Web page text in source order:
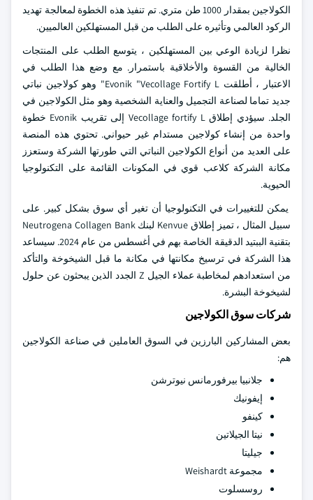
الكولاجين بمقدار 1000 طن متري. تم تنفيذ هذه الخطوة لمعالجة تهديد
الركود العالمي وتأثيره على الطلب من قبل المستهلكين العالميين.
نظرا لزيادة الوعي بين المستهلكين ، يتوسع الطلب على المنتجات
الخالية من القسوة والأخلاقية باستمرار. مع وضع هذا الطلب في
الاعتبار ، أطلقت Evonik "Vecollage Fortify L" وهو كولاجين نباتي
جديد تماما لصناعة التجميل والعناية الشخصية وهو مثل الكولاجين في
الجلد. سيؤدي إطلاق Vecollage fortify L إلى تقريب Evonik خطوة
واحدة من إنشاء كولاجين مستدام غير حيواني. تحتوي هذه المنصة
على العديد من أنواع الكولاجين النباتي التي طورتها الشركة وستعزز
مكانة الشركة كلاعب قوي في المكونات القائمة على التكنولوجيا
الحيوية.
يمكن للتغييرات في التكنولوجيا أن تغير أي سوق بشكل كبير. على
سبيل المثال ، تميز إطلاق Kenvue لبنك Neutrogena Collagen Bank
بتقنية الببتيد الدقيقة الخاصة بهم في أغسطس من عام 2024. سيساعد
هذا الشركة في ترسيخ مكانتها في مكانة ما قبل الشيخوخة والتأكد
من استعدادهم لمخاطبة عملاء الجيل Z الجدد الذين يبحثون عن حلول
لشيخوخة البشرة.
شركات سوق الكولاجين
بعض المشاركين البارزين في السوق العاملين في صناعة الكولاجين
هم:
جلانبيا بيرفورمانس نيوترشن
إيفونيك
كينفو
نيتا الجيلاتين
جيليتا
مجموعة Weishardt
روسسلوت